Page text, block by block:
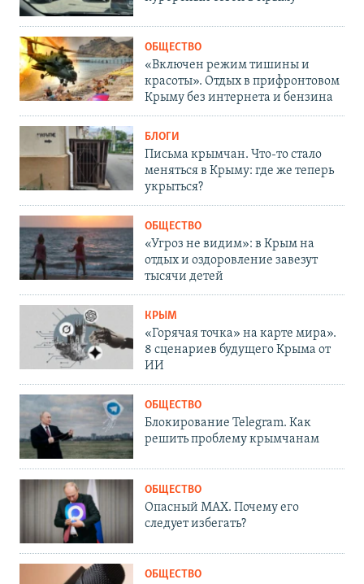
ОБЩЕСТВО
«Включен режим тишины и
красоты». Отдых в прифронтовом
Крыму без интернета и бензина
БЛОГИ
Письма крымчан. Что-то стало
меняться в Крыму: где же теперь
укрыться?
ОБЩЕСТВО
«Угроз не видим»: в Крым на
отдых и оздоровление завезут
тысячи детей
КРЫМ
«Горячая точка» на карте мира».
8 сценариев будущего Крыма от
ИИ
ОБЩЕСТВО
Блокирование Telegram. Как
решить проблему крымчанам
ОБЩЕСТВО
Опасный MAX. Почему его
следует избегать?
ОБЩЕСТВО